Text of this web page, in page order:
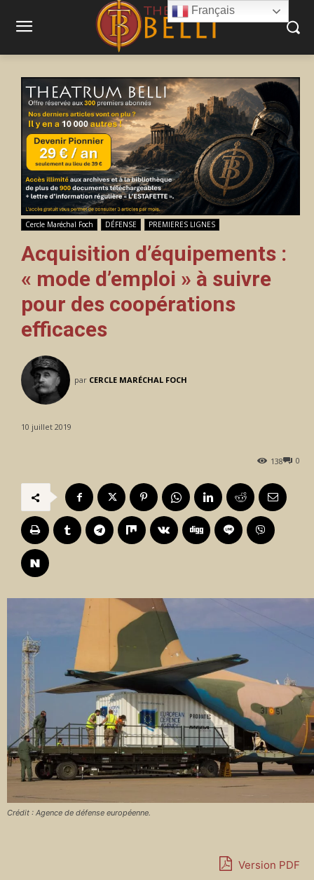
Cercle Maréchal Foch DÉFENSE PREMIERES LIGNES
Acquisition d’équipements :
« mode d’emploi » à suivre
pour des coopérations
efficaces
par CERCLE MARÉCHAL FOCH
10 juillet 2019
0
138
Crédit : Agence de défense européenne.
Version PDF
Français